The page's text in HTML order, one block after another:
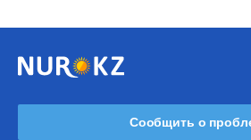
Сообщить о